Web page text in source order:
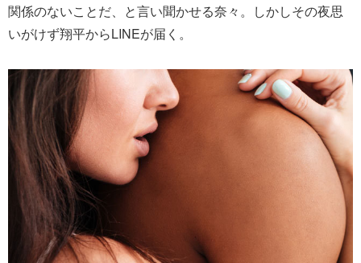
関係のないことだ、と言い聞かせる奈々。しかしその夜思
いがけず翔平からLINEが届く。